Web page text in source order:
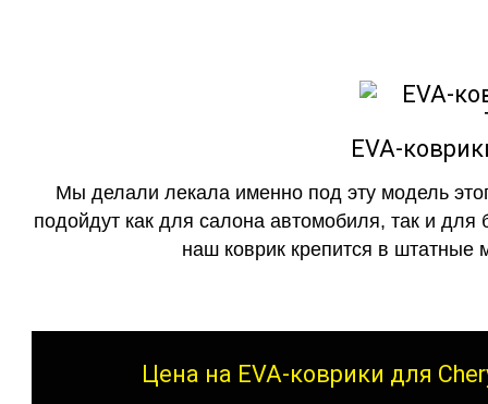
EVA-
Мы делали лекала именно под эту модель
подойдут как для салона автомобиля, так и для
наш коврик крепится в штатные
Цена на EVA-коврики для